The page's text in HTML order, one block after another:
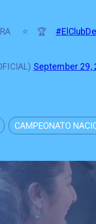
⭐️🏆
September 29,
CAMPEONATO